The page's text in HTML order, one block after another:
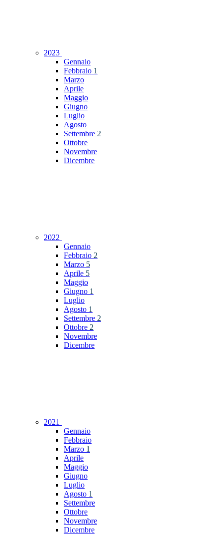
2023
Gennaio
Febbraio 1
Marzo
Aprile
Maggio
Giugno
Luglio
Agosto
Settembre 2
Ottobre
Novembre
Dicembre
2022
Gennaio
Febbraio 2
Marzo 5
Aprile 5
Maggio
Giugno 1
Luglio
Agosto 1
Settembre 2
Ottobre 2
Novembre
Dicembre
2021
Gennaio
Febbraio
Marzo 1
Aprile
Maggio
Giugno
Luglio
Agosto 1
Settembre
Ottobre
Novembre
Dicembre